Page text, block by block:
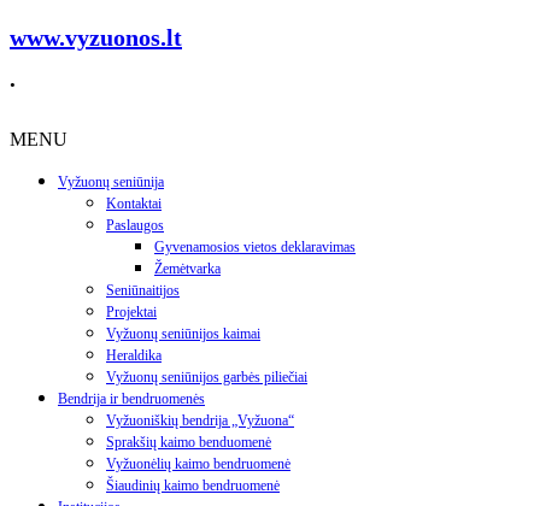
www.vyzuonos.lt
.
MENU
Vyžuonų seniūnija
Kontaktai
Paslaugos
Gyvenamosios vietos deklaravimas
Žemėtvarka
Seniūnaitijos
Projektai
Vyžuonų seniūnijos kaimai
Heraldika
Vyžuonų seniūnijos garbės piliečiai
Bendrija ir bendruomenės
Vyžuoniškių bendrija „Vyžuona“
Sprakšių kaimo benduomenė
Vyžuonėlių kaimo bendruomenė
Šiaudinių kaimo bendruomenė